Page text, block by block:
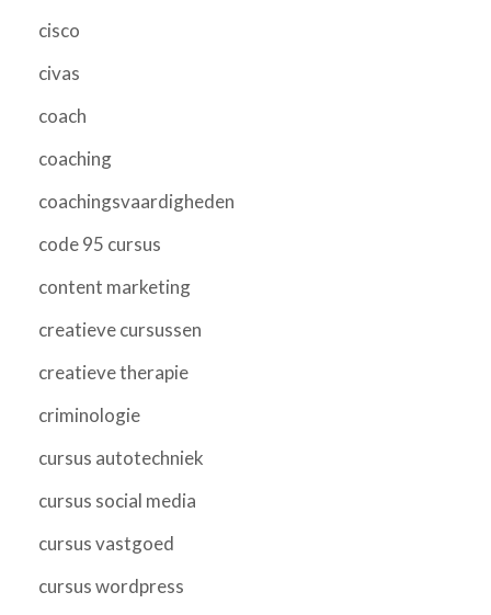
cisco
civas
coach
coaching
coachingsvaardigheden
code 95 cursus
content marketing
creatieve cursussen
creatieve therapie
criminologie
cursus autotechniek
cursus social media
cursus vastgoed
cursus wordpress